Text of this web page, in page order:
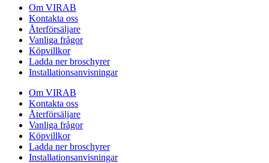
Om VIRAB
Kontakta oss
Återförsäljare
Vanliga frågor
Köpvillkor
Ladda ner broschyrer
Installationsanvisningar
Om VIRAB
Kontakta oss
Återförsäljare
Vanliga frågor
Köpvillkor
Ladda ner broschyrer
Installationsanvisningar